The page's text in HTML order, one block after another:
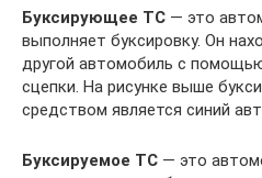
Буксирующее ТС — это
выполняет буксировку. Он
другой автомобиль с
сцепки. На рисунке выше
средством является синий
Буксируемое ТС — это